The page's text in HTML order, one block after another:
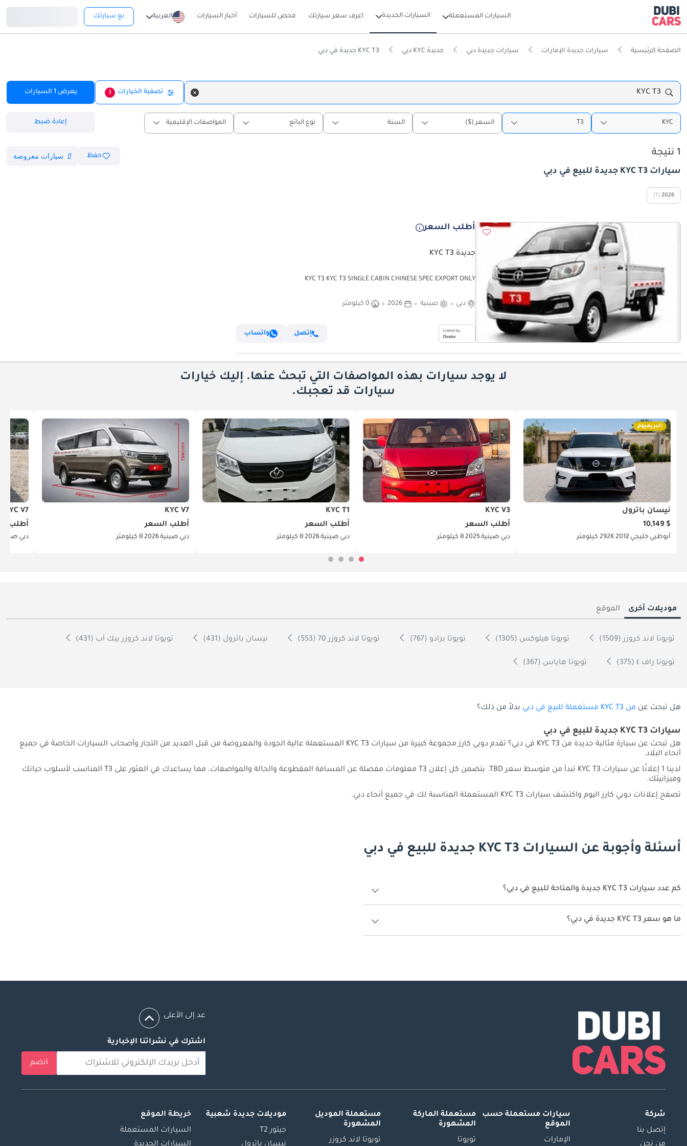
السيارات المستعملة السيارات الجديدة اعرف سعر سيارتك فحص للسيارات أخبار السيارات العربية بع سيارتك
الصفحة الرئيسية سيارات جديدة الإمارات سيارات جديدة دبي جديدة KYC دبي KYC T3 جديدة في دبي
KYC T3 تصفية الخيارات 3 يعرض 1 السيارات
KYC
T3 السعر ($) السنة نوع البائع المواصفات الإقليمية إعادة ضبط
1 نتيجة حفظ
سيارات KYC T3 جديدة للبيع في دبي
2026
(1)
أطلب السعر
جديدة KYC T3
KYC T3 KYC T3 SINGLE CABIN CHINESE SPEC EXPORT ONLY
دبي صينية 2026 0 كيلومتر
إتصل واتساب
لا يوجد سيارات بهذه المواصفات التي تبحث عنها. إليك خيارات
سيارات قد تعجبك.
البريميوم
نيسان باترول
$ 10,149
أبوظبي خليجي 2012292K كيلومتر
KYC V3
أطلب السعر
دبي صينية20250 كيلومتر
KYC T1
أطلب السعر
دبي صينية20260 كيلومتر
KYC V7
أطلب السعر
دبي صينية20260 كيلومتر
KYC V7
أطلب
دبي صينية
موديلات أخرى الموقع
تويوتا لاند كروزر (1509) تويوتا هيلوكس (1305) تويوتا برادو (767) تويوتا لاند كروزر 70 (553) نيسان باترول (431) تويوتا لاند كروزر بيك آب (431)
تويوتا راف ٤ (375) تويوتا هاياس (367)
هل تبحث عن من KYC T3 مستعملة للبيع في دبي بدلاً من ذلك؟
سيارات KYC T3 جديدة للبيع في دبي
هل تبحث عن سيارة مثالية جديدة من KYC T3 في دبي؟ تقدم دوبي كارز مجموعة كبيرة من سيارات KYC T3 المستعملة عالية الجودة والمعروضة من قبل العديد من التجار وأصحاب السيارات الخاصة في جميع
أنحاء البلاد.
لدينا 1 إعلانًا عن سيارات KYC T3 تبدأ من متوسط سعر TBD. يتضمن كل إعلان T3 معلومات مفصلة عن المسافة المقطوعة والحالة والمواصفات، مما يساعدك في العثور على T3 المناسب لأسلوب حياتك
وميزانيتك.
تصفح إعلانات دوبي كارز اليوم واكتشف سيارات KYC T3 المستعملة المناسبة لك في جميع أنحاء دبي.
أسئلة وأجوبة عن السيارات KYC T3 جديدة للبيع في دبي
كم عدد سيارات KYC T3 جديدة والمتاحة للبيع في دبي؟
1 سيارة KYC T3 جديدة متوفرة للبيع في دبي.
ما هو سعر KYC T3 جديدة في دبي؟
يبدأ سعر سيارة KYC T3 جديدة في دبي TBD.
عد إلى الأعلى
اشترك في نشراتنا الإخبارية
انضم
شركة
إتصل بنا
سيارات مستعملة حسب
الموقع
الإمارات
مستعملة الماركة
المشهورة
تويوتا
مستعملة الموديل
المشهورة
تويوتا لاند كروزر
موديلات جديدة شعبية
جيتور T2
خريطة الموقع
السيارات المستعملة